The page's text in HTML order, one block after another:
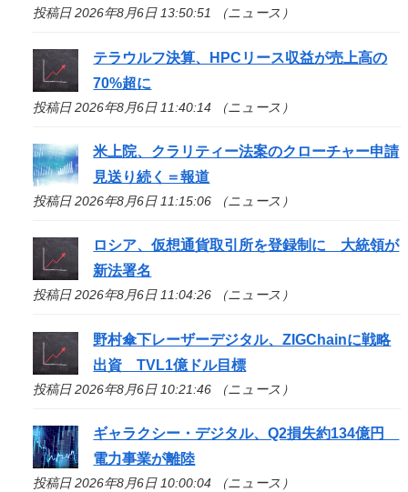
投稿日 2026年8月6日 13:50:51 （ニュース）
テラウルフ決算、HPCリース収益が売上高の
70%超に
投稿日 2026年8月6日 11:40:14 （ニュース）
米上院、クラリティー法案のクローチャー申請
見送り続く＝報道
投稿日 2026年8月6日 11:15:06 （ニュース）
ロシア、仮想通貨取引所を登録制に 大統領が
新法署名
投稿日 2026年8月6日 11:04:26 （ニュース）
野村傘下レーザーデジタル、ZIGChainに戦略
出資 TVL1億ドル目標
投稿日 2026年8月6日 10:21:46 （ニュース）
ギャラクシー・デジタル、Q2損失約134億円
電力事業が離陸
投稿日 2026年8月6日 10:00:04 （ニュース）